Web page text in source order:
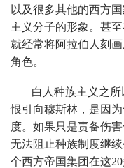
以及很多其他的西方
主义分子的形象。甚
就经常将阿拉伯人刻
角色。
白人种族主义之
恨引向穆斯林，是因
度。如果只是责备伤
无法阻止种族制度继
个西方帝国集团在这